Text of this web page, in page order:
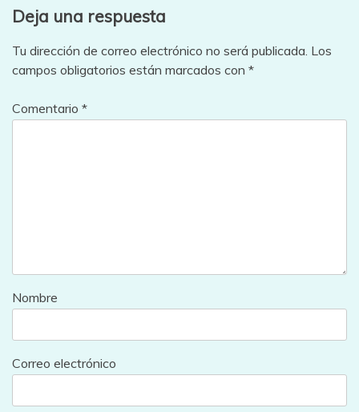
Deja una respuesta
Tu dirección de correo electrónico no será publicada. Los
campos obligatorios están marcados con *
Comentario *
Nombre
Correo electrónico